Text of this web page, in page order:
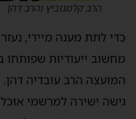
הרב קלמנוביץ והרב דהן
לתת מענה מיידי, נעזר
ייעודיות שפותחו
הרב עובדיה דהן.
ישירה למרשמי